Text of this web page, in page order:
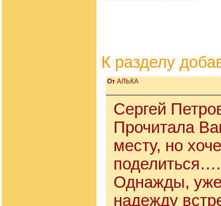
К разделу
От АЛЬКА
Сергей
Прочитала
месту, но
Однажды,
надежду